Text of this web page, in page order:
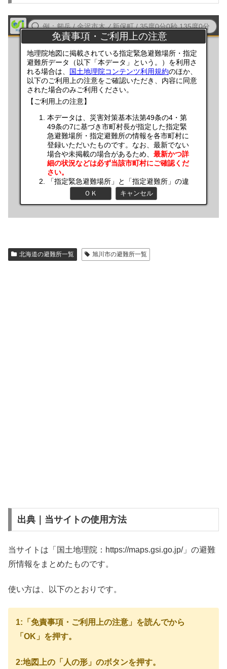
北海道の避難所一覧 旭川市の避難所一覧
出典｜当サイトの使用方法
当サイトは「国土地理院：https://maps.gsi.go.jp/」の避難
所情報をまとめたものです。
使い方は、以下のとおりです。
1:「免責事項・ご利用上の注意」を読んでから
「OK」を押す。
2:地図上の「人の形」のボタンを押す。